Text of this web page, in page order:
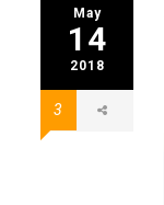
May
14
2018
3